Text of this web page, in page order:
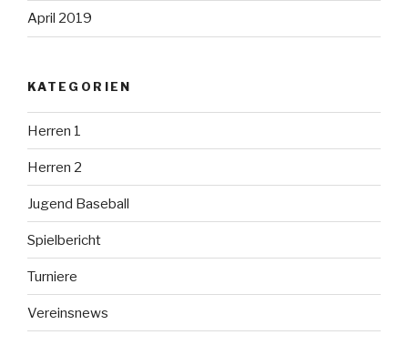
April 2019
KATEGORIEN
Herren 1
Herren 2
Jugend Baseball
Spielbericht
Turniere
Vereinsnews